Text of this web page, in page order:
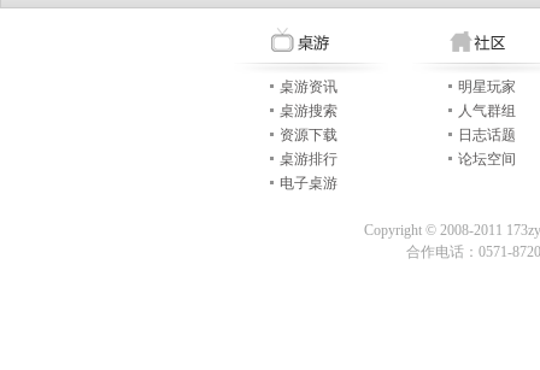
桌游资讯
桌游搜索
资源下载
桌游排行
电子桌游
明星玩家
人气群组
日志话题
论坛空间
Copyright © 2008-2011
合作电话：0571-